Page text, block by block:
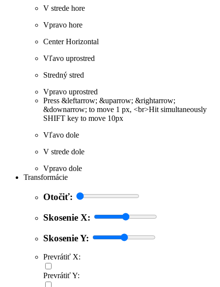
V strede hore
Vpravo hore
Center Horizontal
Vľavo uprostred
Stredný stred
Vpravo uprostred
Press &leftarrow; &uparrow; &rightarrow;
&downarrow; to move 1 px, <br>Hit simultaneously
SHIFT key to move 10px
Vľavo dole
V strede dole
Vpravo dole
Transformácie
Otočiť:
Skosenie X:
Skosenie Y:
Prevrátiť X:
Prevrátiť Y: